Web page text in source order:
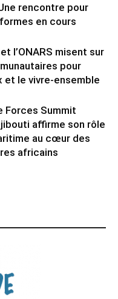
rencontre pour
en cours
l’ONARS misent sur
pour
et le vivre-ensemble
Forces Summit
affirme son rôle
au cœur des
africains